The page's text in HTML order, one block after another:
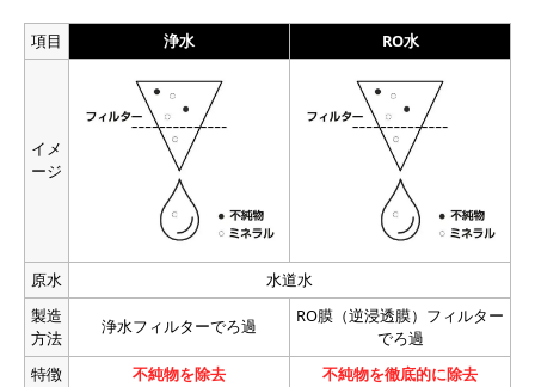
項目 浄水 RO水
イメ
ージ
原水
水道水
製造
方法
浄水フィルターでろ過
RO膜（逆浸透膜）フィルター
でろ過
特徴
不純物を除去
不純物を徹底的に除去